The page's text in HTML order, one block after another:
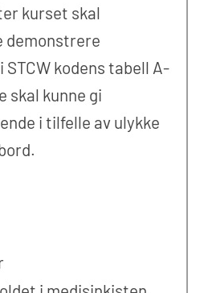
kurset skal
demonstrere
kodens tabell A-
skal kunne gi
i tilfelle av ulykke